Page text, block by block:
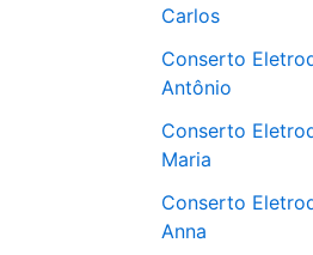
Carlos
Conserto
Antônio
Conserto
Maria
Conserto
Anna